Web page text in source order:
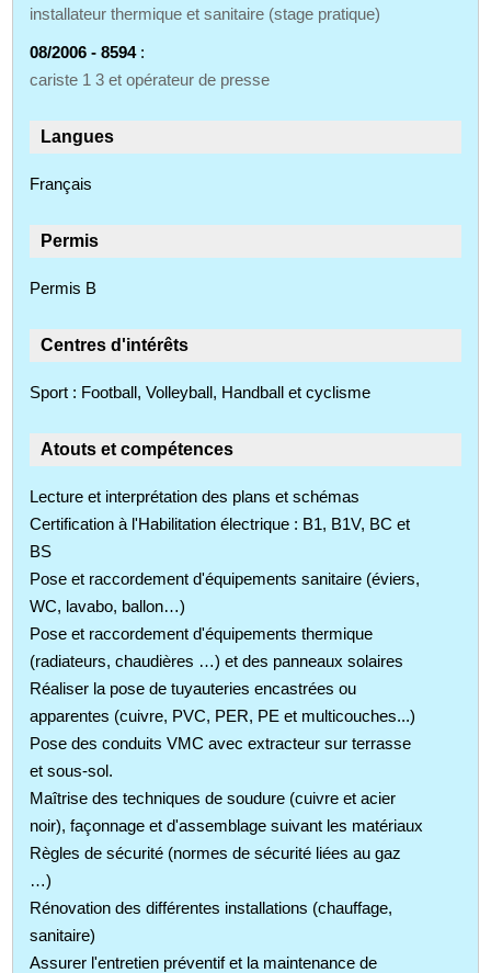
installateur thermique et sanitaire (stage pratique)
08/2006 - 8594:
cariste 1 3 et opérateur de presse
Langues
Français
Permis
Permis B
Centres d'intérêts
Sport : Football, Volleyball, Handball et cyclisme
Atouts et compétences
Lecture et interprétation des plans et schémas
Certification à l'Habilitation électrique : B1, B1V, BC et
BS
Pose et raccordement d'équipements sanitaire (éviers,
WC, lavabo, ballon…)
Pose et raccordement d'équipements thermique
(radiateurs, chaudières …) et des panneaux solaires
Réaliser la pose de tuyauteries encastrées ou
apparentes (cuivre, PVC, PER, PE et multicouches...)
Pose des conduits VMC avec extracteur sur terrasse
et sous-sol.
Maîtrise des techniques de soudure (cuivre et acier
noir), façonnage et d'assemblage suivant les matériaux
Règles de sécurité (normes de sécurité liées au gaz
…)
Rénovation des différentes installations (chauffage,
sanitaire)
Assurer l'entretien préventif et la maintenance de